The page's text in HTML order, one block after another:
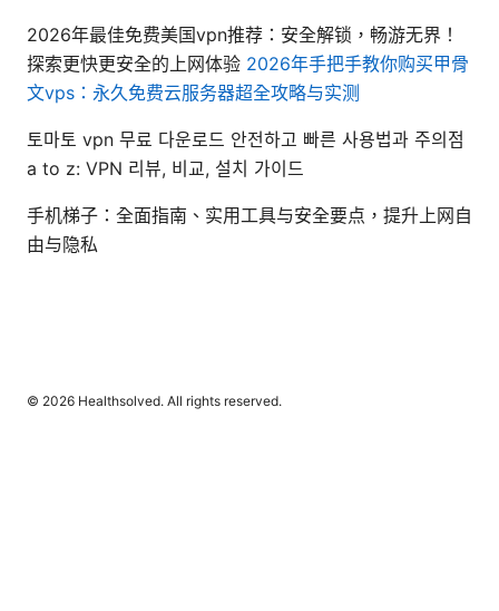
2026年最佳免费美国vpn推荐：安全解锁，畅游无界！
探索更快更安全的上网体验 2026年手把手教你购买甲骨
文vps：永久免费云服务器超全攻略与实测
토마토 vpn 무료 다운로드 안전하고 빠른 사용법과 주의점
a to z: VPN 리뷰, 비교, 설치 가이드
手机梯子：全面指南、实用工具与安全要点，提升上网自
由与隐私
© 2026 Healthsolved. All rights reserved.